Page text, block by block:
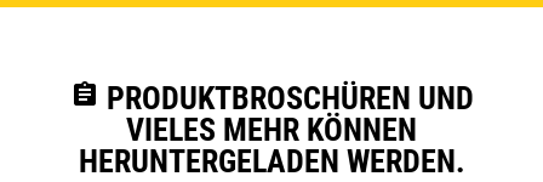
assignment PRODUKTBROSCHÜREN UND
VIELES MEHR KÖNNEN
HERUNTERGELADEN WERDEN.